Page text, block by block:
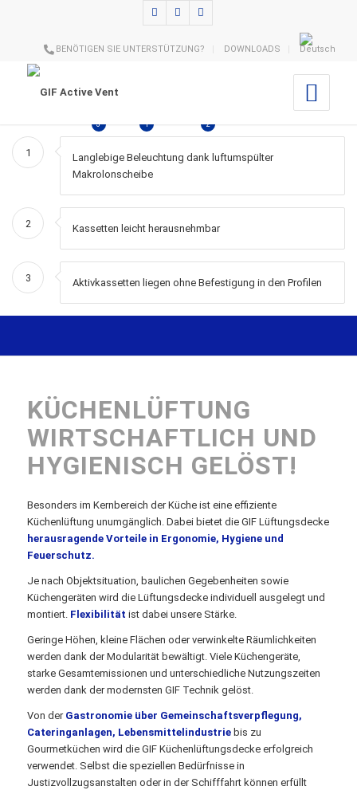
BENÖTIGEN SIE UNTERSTÜTZUNG? DOWNLOADS
1 2
3
1
Langlebige Beleuchtung dank luftumspülter
Makrolonscheibe
2 Kassetten leicht herausnehmbar
3 Aktivkassetten liegen ohne Befestigung in den Profilen
KÜCHENLÜFTUNG
WIRTSCHAFTLICH UND
HYGIENISCH GELÖST!
Besonders im Kernbereich der Küche ist eine effiziente
Küchenlüftung unumgänglich. Dabei bietet die GIF Lüftungsdecke
herausragende Vorteile in Ergonomie, Hygiene und
Feuerschutz.
Je nach Objektsituation, baulichen Gegebenheiten sowie
Küchengeräten wird die Lüftungsdecke individuell ausgelegt und
montiert. Flexibilität ist dabei unsere Stärke.
Geringe Höhen, kleine Flächen oder verwinkelte Räumlichkeiten
werden dank der Modularität bewältigt. Viele Küchengeräte,
starke Gesamtemissionen und unterschiedliche Nutzungszeiten
werden dank der modernsten GIF Technik gelöst.
Von der Gastronomie über Gemeinschaftsverpflegung,
Cateringanlagen, Lebensmittelindustriebis zu
Gourmetküchen wird die GIF Küchenlüftungsdecke erfolgreich
verwendet. Selbst die speziellen Bedürfnisse in
Justizvollzugsanstalten oder in der Schifffahrt können erfüllt